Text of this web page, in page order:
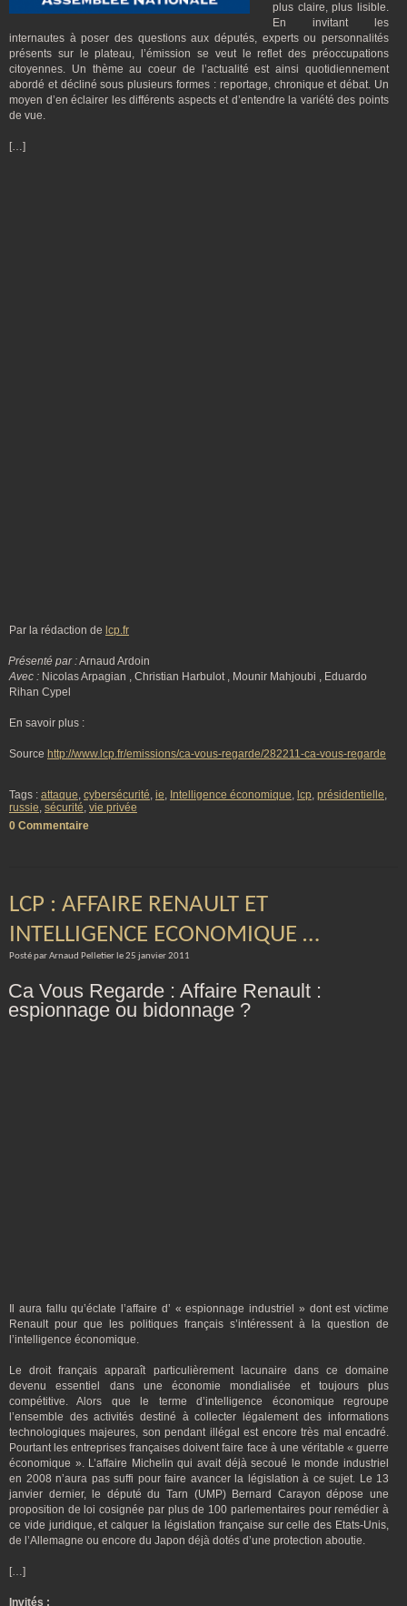
plus claire, plus lisible.
En invitant les
internautes à poser des questions aux députés, experts ou personnalités
présents sur le plateau, l’émission se veut le reflet des préoccupations
citoyennes. Un thème au coeur de l’actualité est ainsi quotidiennement
abordé et décliné sous plusieurs formes : reportage, chronique et débat. Un
moyen d’en éclairer les différents aspects et d’entendre la variété des points
de vue.
[…]
Par la rédaction de lcp.fr
Présenté par :Arnaud Ardoin
Avec : Nicolas Arpagian , Christian Harbulot , Mounir Mahjoubi , Eduardo
Rihan Cypel
En savoir plus :
Source http://www.lcp.fr/emissions/ca-vous-regarde/282211-ca-vous-regarde
Tags : attaque, cybersécurité, ie, Intelligence économique, lcp, présidentielle,
russie, sécurité, vie privée
0 Commentaire
LCP : AFFAIRE RENAULT ET
INTELLIGENCE ECONOMIQUE …
Posté par Arnaud Pelletier le 25 janvier 2011
Ca Vous Regarde : Affaire Renault :
espionnage ou bidonnage ?
Il aura fallu qu’éclate l’affaire d’ « espionnage industriel » dont est victime
Renault pour que les politiques français s’intéressent à la question de
l’intelligence économique.
Le droit français apparaît particulièrement lacunaire dans ce domaine
devenu essentiel dans une économie mondialisée et toujours plus
compétitive. Alors que le terme d’intelligence économique regroupe
l’ensemble des activités destiné à collecter légalement des informations
technologiques majeures, son pendant illégal est encore très mal encadré.
Pourtant les entreprises françaises doivent faire face à une véritable « guerre
économique ». L’affaire Michelin qui avait déjà secoué le monde industriel
en 2008 n’aura pas suffi pour faire avancer la législation à ce sujet. Le 13
janvier dernier, le député du Tarn (UMP) Bernard Carayon dépose une
proposition de loi cosignée par plus de 100 parlementaires pour remédier à
ce vide juridique, et calquer la législation française sur celle des Etats-Unis,
de l’Allemagne ou encore du Japon déjà dotés d’une protection aboutie.
[…]
Invités :